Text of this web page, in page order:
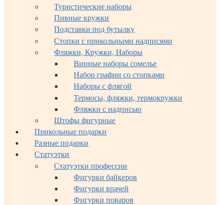
Туристические наборы
Пивные кружки
Подставки под бутылку
Стопки с прикольными надписями
Фляжки, Кружки, Наборы
Винные наборы сомелье
Набор графин со стопками
Наборы с флягой
Термосы, фляжки, термокружки
Фляжки с надписью
Штофы фигурные
Прикольные подарки
Разные подарки
Статуэтки
Статуэтки профессии
Фигурки байкеров
Фигурки врачей
Фигурки поваров